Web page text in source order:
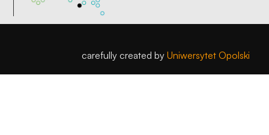
carefully created by Uniwersytet Opolski